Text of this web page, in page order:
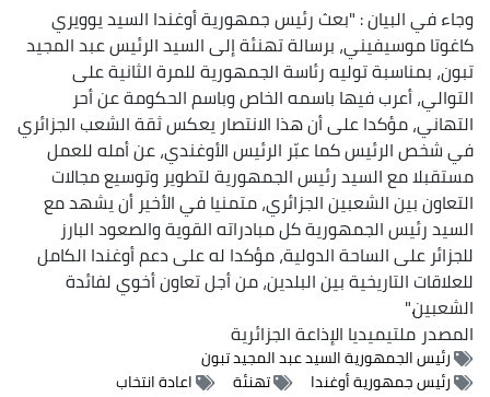
وجاء في البيان : "بعث رئيس جمهورية أوغندا السيد يوويري
كاغوتا موسيفيني، برسالة تهنئة إلى السيد الرئيس عبد المجيد
تبون، بمناسبة توليه رئاسة الجمهورية للمرة الثانية على
التوالي، أعرب فيها باسمه الخاص وباسم الحكومة عن أحر
التهاني، مؤكدا على أن هذا الانتصار يعكس ثقة الشعب الجزائري
في شخص الرئيس كما عبّر الرئيس الأوغندي، عن أمله للعمل
مستقبلا مع السيد رئيس الجمهورية لتطوير وتوسيع مجالات
التعاون بين الشعبين الجزائري، متمنيا في الأخير أن يشهد مع
السيد رئيس الجمهورية كل مبادراته القوية والصعود البارز
للجزائر على الساحة الدولية، مؤكدا له على دعم أوغندا الكامل
للعلاقات التاريخية بين البلدين، من أجل تعاون أخوي لفائدة
الشعبين."
المصدرملتيميديا الإذاعة الجزائرية
رئيس الجمهورية السيد عبد المجيد تبون
رئيس جمهورية أوغندا
تهنئة اعادة انتخاب